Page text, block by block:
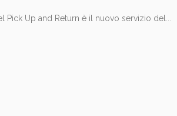
Pick Up and Return è il nuovo servizio del...